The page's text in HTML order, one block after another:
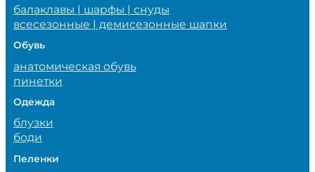
балаклавы | шарфы | снуды
всесезонные | демисезонные шапки
Обувь
анатомическая обувь
пинетки
Одежда
блузки
боди
Пеленки